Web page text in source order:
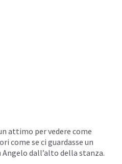
attimo per vedere come
come se ci guardasse un
dall’alto della stanza.